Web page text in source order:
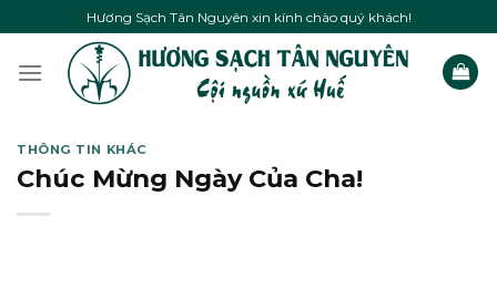
to
content
Hương Sạch Tân Nguyên xin kính chào quý khách!
THÔNG TIN KHÁC
Chúc Mừng Ngày Của Cha!